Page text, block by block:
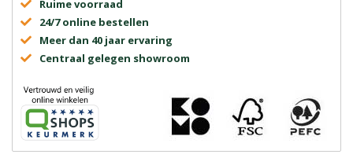
Ruime voorraad
24/7 online bestellen
Meer dan 40 jaar ervaring
Centraal gelegen showroom